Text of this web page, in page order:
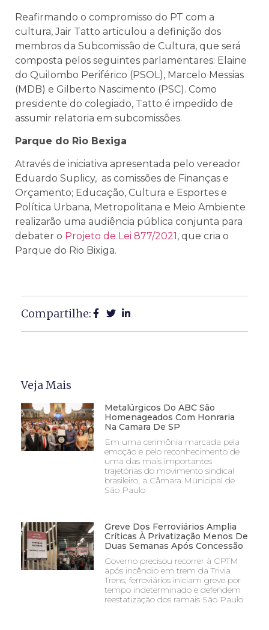
Reafirmando o compromisso do PT com a
cultura, Jair Tatto articulou a definição dos
membros da Subcomissão de Cultura, que será
composta pelos seguintes parlamentares: Elaine
do Quilombo Periférico (PSOL), Marcelo Messias
(MDB) e Gilberto Nascimento (PSC). Como
presidente do colegiado, Tatto é impedido de
assumir relatoria em subcomissões.
Parque do Rio Bexiga
Através de iniciativa apresentada pelo vereador
Eduardo Suplicy, as comissões de Finanças e
Orçamento; Educação, Cultura e Esportes e
Política Urbana, Metropolitana e Meio Ambiente
realizarão uma audiência pública conjunta para
debater o Projeto de Lei 877/2021 , que cria o
Parque do Rio Bixiga.
Compartilhe:
Veja Mais
Metalúrgicos Do ABC São
Homenageados Com Honraria
Na Camara De SP
Em uma cerimônia marcada pela
emoção e pelo reconhecimento de
uma das mais importantes
trajetórias do movimento sindical
brasileiro, a Câmara Municipal de
São Paulo
Greve Dos Ferroviários Amplia
Críticas À Privatização Menos De
Duas Semanas Após Concessão
Governo precisou recorrer à CPTM
após incêndio em trem da Trivia
Trens; ferroviários iniciam greve por
tempo indeterminado e defendem
reestatização dos ramais São Paulo